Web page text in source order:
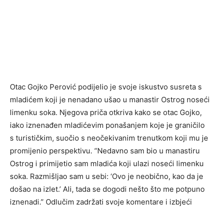
Otac Gojko Perović podijelio je svoje iskustvo susreta s
mladićem koji je nenadano ušao u manastir Ostrog noseći
limenku soka. Njegova priča otkriva kako se otac Gojko,
iako iznenađen mladićevim ponašanjem koje je graničilo
s turističkim, suočio s neočekivanim trenutkom koji mu je
promijenio perspektivu. “Nedavno sam bio u manastiru
Ostrog i primijetio sam mladića koji ulazi noseći limenku
soka. Razmišljao sam u sebi: ‘Ovo je neobično, kao da je
došao na izlet.’ Ali, tada se dogodi nešto što me potpuno
iznenadi.” Odlučim zadržati svoje komentare i izbjeći